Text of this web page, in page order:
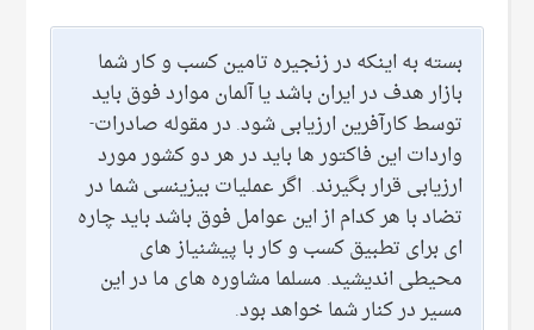
بسته به اینکه در زنجیره تامین کسب و کار شما
بازار هدف در ایران باشد یا آلمان موارد فوق باید
توسط کارآفرین ارزیابی شود. در مقوله صادرات-
واردات این فاکتور ها باید در هر دو کشور مورد
ارزیابی قرار بگیرند. اگر عملیات بیزینسی شما در
تضاد با هر کدام از این عوامل فوق باشد باید چاره
ای برای تطبیق کسب و کار با پیشنیاز های
محیطی اندیشید. مسلما مشاوره های ما در این
مسیر در کنار شما خواهد بود.